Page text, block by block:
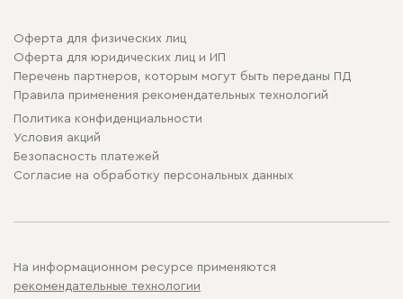
Оферта для физических лиц
Оферта для юридических лиц и ИП
Перечень партнеров, которым могут быть переданы ПД
Правила применения рекомендательных технологий
Политика конфиденциальности
Условия акций
Безопасность платежей
Cогласие на обработку персональных данных
На информационном ресурсе применяются
рекомендательные технологии